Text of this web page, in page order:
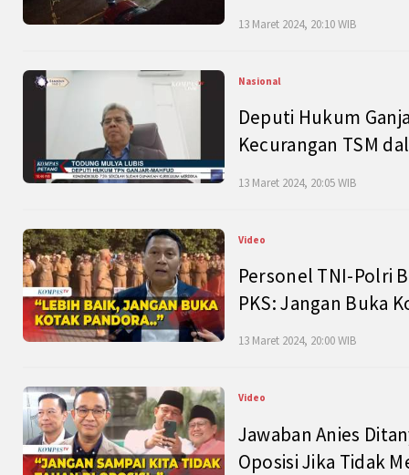
13 Maret 2024, 20:10 WIB
Nasional
Deputi Hukum
Kecurangan TSM
13 Maret 2024, 20:05 WIB
Video
Personel TNI-Polri
PKS: Jangan Buka
13 Maret 2024, 20:00 WIB
Video
Jawaban Anies
Oposisi Jika Tidak